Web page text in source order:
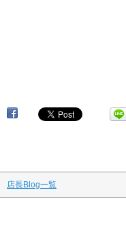
店長Blog一覧